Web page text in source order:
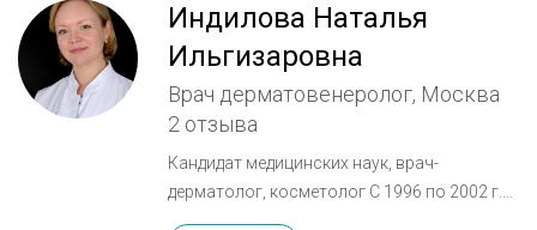
Индилова Наталья
Ильгизаровна
Врач дерматовенеролог, Москва
2 отзыва
Кандидат медицинских наук, врач-
дерматолог, косметолог С 1996 по 2002 г.г.
обучалась на лечебном факультете